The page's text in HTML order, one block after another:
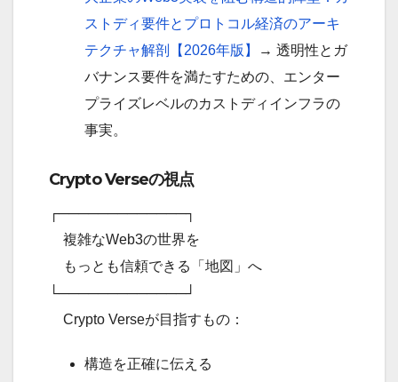
ストディ要件とプロトコル経済のアーキ
テクチャ解剖【2026年版】
→ 透明性とガ
バナンス要件を満たすための、エンター
プライズレベルのカストディインフラの
事実。
Crypto Verseの視点
┌─────────────┐
複雑なWeb3の世界を
もっとも信頼できる「地図」へ
└─────────────┘
Crypto Verseが目指すもの：
構造を正確に伝える